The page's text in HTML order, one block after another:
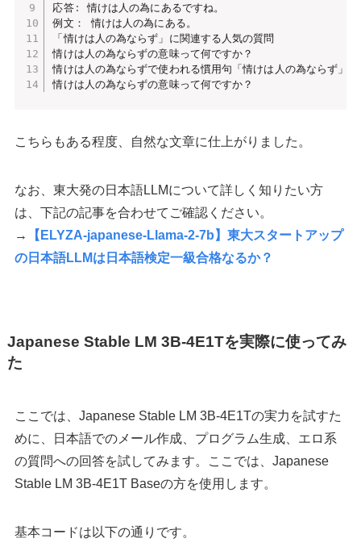
応答:
情けは人の為にあるですね。
例文： 情けは人の為にある。
「情けは人の為ならず」に関連する人気の質問
情けは人の為ならずの意味って何ですか？
情けは人の為ならずで使われる慣用句「情けは人の為ならず」
情けは人の為ならずの意味って何ですか？
こちらもある程度、自然な文章に仕上がりました。
なお、東大発の日本語LLMについて詳しく知りたい方
は、下記の記事を合わせてご確認ください。
→
【ELYZA-japanese-Llama-2-7b】東大スタートアップ
の日本語LLMは日本語検定一級合格なるか？
Japanese Stable LM 3B-4E1Tを実際に使ってみ
た
ここでは、Japanese Stable LM 3B-4E1Tの実力を試すた
めに、日本語でのメール作成、プログラム生成、エロ系
の質問への回答を試してみます。ここでは、Japanese
Stable LM 3B-4E1T Baseの方を使用します。
基本コードは以下の通りです。